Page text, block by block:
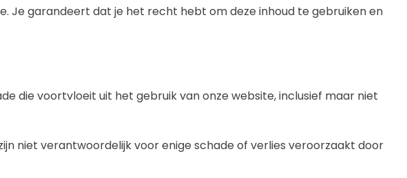
Je garandeert dat je het recht hebt om deze inhoud te gebruiken en
die voortvloeit uit het gebruik van onze website, inclusief maar niet
niet verantwoordelijk voor enige schade of verlies veroorzaakt door